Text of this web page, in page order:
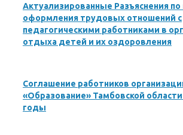
Актуализированные Разъяснения по
оформления трудовых отношений с
педагогическими работниками в
отдыха детей и их оздоровления
Соглашение работников
«Образование» Тамбовской области
годы